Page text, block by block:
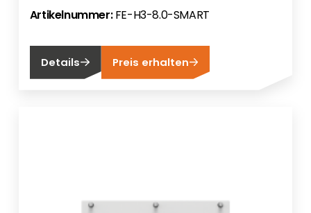
Artikelnummer:FE-H3-8.0-SMART
Details Preis erhalten